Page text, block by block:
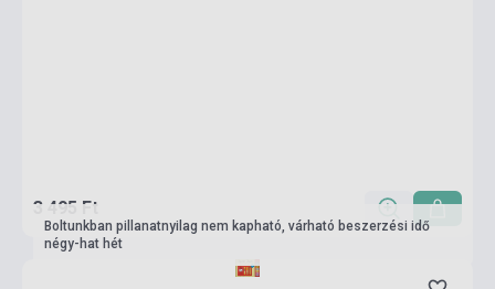
3 495 Ft
Boltunkban pillanatnyilag nem kapható, várható beszerzési idő
négy-hat hét